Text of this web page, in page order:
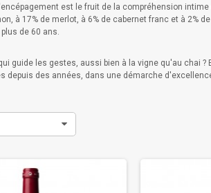
est le fruit de la compréhension
à 17% de merlot, à 6% de cabernet franc et à 2%
de 60 ans.
guide les gestes, aussi bien à la vigne qu'au chai
depuis des années, dans une démarche